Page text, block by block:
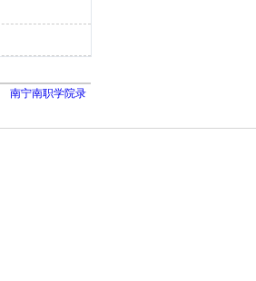
南宁南职学院录